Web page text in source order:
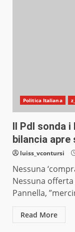
Politica Italiana
Il Pdl sonda i
bilancia apre
luiss_vcontursi
Nessuna
Nessuna
Pannella,
Read More